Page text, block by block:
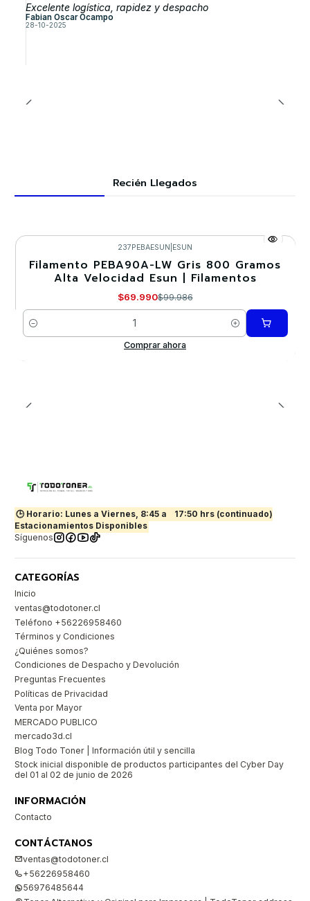
Excelente logística, rapidez y despacho
Fabian Oscar Ocampo
28-10-2025
Recién Llegados
-30%
237PEBAESUN ESUN
Filamento PEBA90A-LW Gris 800 Gramos
Alta Velocidad Esun | Filamentos
$69.990$99.986
Cantidad
Comprar ahora
🕒 Horario: Lunes a Viernes, 8:45 a
17:50 hrs (continuado)
Estacionamientos Disponibles
Síguenos
CATEGORÍAS
Inicio
ventas@todotoner.cl
Teléfono +56226958460
Términos y Condiciones
¿Quiénes somos?
Condiciones de Despacho y Devolución
Preguntas Frecuentes
Políticas de Privacidad
Venta por Mayor
MERCADO PUBLICO
mercado3d.cl
Blog Todo Toner | Información útil y sencilla
Stock inicial disponible de productos participantes del Cyber Day
del 01 al 02 de junio de 2026
INFORMACIÓN
Contacto
CONTÁCTANOS
ventas@todotoner.cl
+56226958460
56976485644